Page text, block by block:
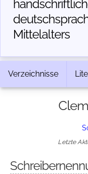
Mittelalters
Verzeichnisse
Letzte